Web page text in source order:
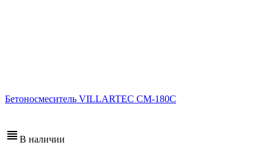
Бетоносмеситель VILLARTEC СМ-180С
В наличии